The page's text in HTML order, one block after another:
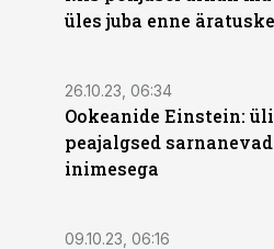
üles juba enne
26.10.23, 06:34
Ookeanide Einstein:
peajalgsed
inimesega
09.10.23, 06:16